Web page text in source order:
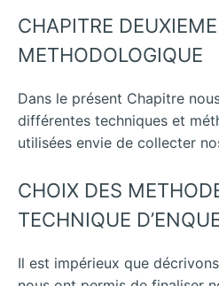
CHAPITRE
METHODOLOGIQUE
Dans le présent Chapitre
différentes techniques et
utilisées envie de collecter
CHOIX DES
TECHNIQUE
Il est impérieux que